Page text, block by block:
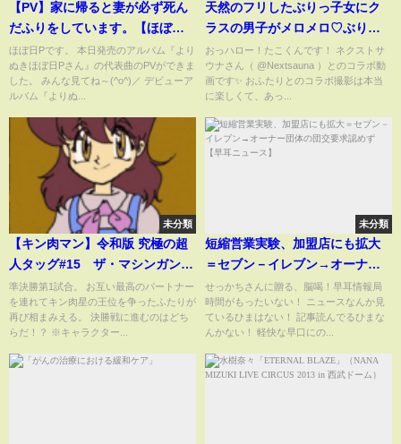
【PV】家に帰ると妻が必ず死ん
だふりをしています。【ほぼ日
P】
ほぼ日Pです。 本日発売のアルバム『より
ぬきほぼ日Pさん』の代表曲のPVができま
した。 みんな見てね～(^o^)／ デビューア
ルバム『よりぬ...
天然のフリしたぶりっ子女にク
ラスの男子がメロメロ♡ぶりっ
子女の末路がヤバすぎたw【ネク
ストサウナコラボ】【GWコラボ
ウィーク】
おっハロー！たこくんです！ ネクストサ
ウナさん（ @Nextsauna ）とのコラボ動
画です✨ おふたりとのコラボ撮影は本当
に楽しくて、あっ...
未分類
【キン肉マン】令和版 究極の超
人タッグ#15 ザ・マシンガンズ
VSゴッドセレクテッド【ファイ
プロクラフト】
準決勝第1試合。 お互い最高のパートナー
を連れてキン肉星の王位を争ったふたりが
再び相まみえる。 決勝戦に進むのはどち
らだ！？ ※キャラクター...
未分類
短縮営業実験、加盟店にも拡大
＝セブン－イレブン→オーナー
団体の団交要求認めず【早耳ニ
ュース】
せっかちさんに贈る、脳喝！早耳情報局
時間がもったいない！ ニュースなんか見
ているひまはない！ 記事読んでるひまな
んかない！ 軽快な早口にの...